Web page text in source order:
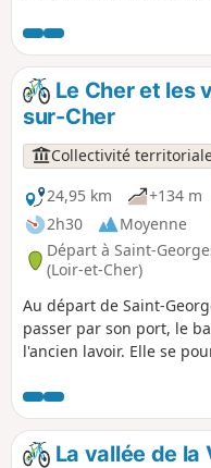
Chapelle et Morthomiers,
malheureusement le
autres accès, dont celui
romaine, sont détruits,
privés. Après
voie romaine Bourges-
passage sur le viaduc de
de la ligne stratégique
Issoudun, offre une vue
la vallée du Cher.
Le Cher et les
sur-Cher
Collectivité
24,95 km
+134 m
2h30
Moyenne
Départ à Saint-
(Loir-et-Cher)
Au départ de Saint-
passer par son port, le
l'ancien lavoir. Elle se
la Chaise. La randonnée
hameaux, comme les
Raimbaudières.
La vallée de la